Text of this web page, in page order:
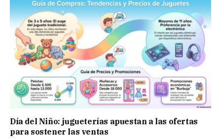
Día del Niño: jugueterías apuestan a las ofertas
para sostener las ventas